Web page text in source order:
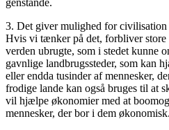
genstande.
3. Det giver mulighed for civilisation
Hvis vi tænker på det, forbliver store
verden ubrugte, som i stedet kunne
gavnlige landbrugssteder, som kan
eller endda tusinder af mennesker,
frodige lande kan også bruges til at
vil hjælpe økonomier med at
mennesker, der bor i dem økonomisk.